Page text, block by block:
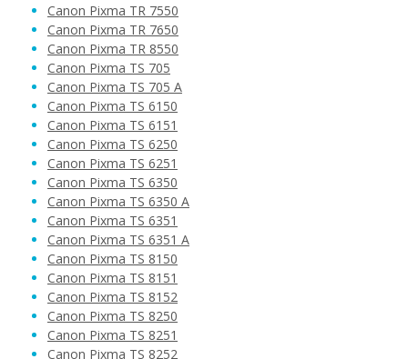
12,90 €
Pridať do košíka
Kompatibilná náplň s Canon PGI-580PGBK
XXL (čierna)
Kompatibilná náplň
Canon Pixma TR 7550
Canon Pixma TR 7650
Canon Pixma TR 8550
Canon Pixma TS 705
Canon Pixma TS 705 A
Canon Pixma TS 6150
Canon Pixma TS 6151
Canon Pixma TS 6250
Canon Pixma TS 6251
Canon Pixma TS 6350
Canon Pixma TS 6350 A
Canon Pixma TS 6351
Canon Pixma TS 6351 A
Canon Pixma TS 8150
Canon Pixma TS 8151
Canon Pixma TS 8152
Canon Pixma TS 8250
Canon Pixma TS 8251
Canon Pixma TS 8252